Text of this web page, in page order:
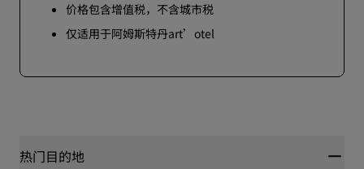
价格包含增值税，不含城市税
仅适用于阿姆斯特丹art’otel
热门目的地